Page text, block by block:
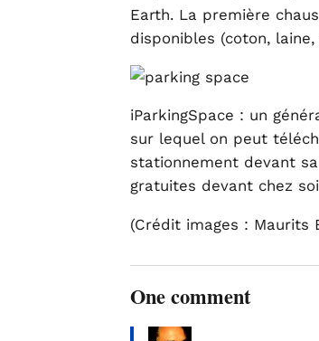
Earth. La première
disponibles (coton,
iParkingSpace : un
sur lequel on peut
stationnement devant
gratuites devant chez
(Crédit images : Maurits
One comment